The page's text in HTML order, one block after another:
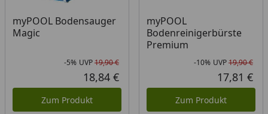
myPOOL Bodensauger
Magic
Rabatt in Prozent
-5%
Ursprünglicher Preis
UVP19,90 €
Aktueller Preis
18,84 €
Zum Produkt
myPOOL
Bodenreinigerbürste
Premium
-10% UVP19,90 €
17,81 €
Zum Produkt